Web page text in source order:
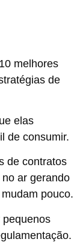
melhores
de
elas
de consumir.
de contratos
ar gerando
pouco.
pequenos